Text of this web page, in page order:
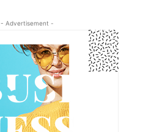
- Advertisement -